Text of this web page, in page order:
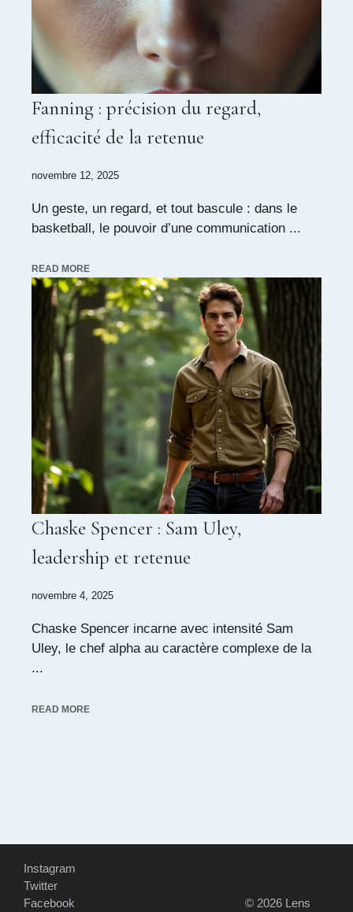
Fanning : précision du regard,
efficacité de la retenue
novembre 12, 2025
Un geste, un regard, et tout bascule : dans le
basketball, le pouvoir d’une communication ...
READ MORE
Chaske Spencer : Sam Uley,
leadership et retenue
novembre 4, 2025
Chaske Spencer incarne avec intensité Sam
Uley, le chef alpha au caractère complexe de la
...
READ MORE
Instagram
Twitter
Facebook
© 2026 Lens